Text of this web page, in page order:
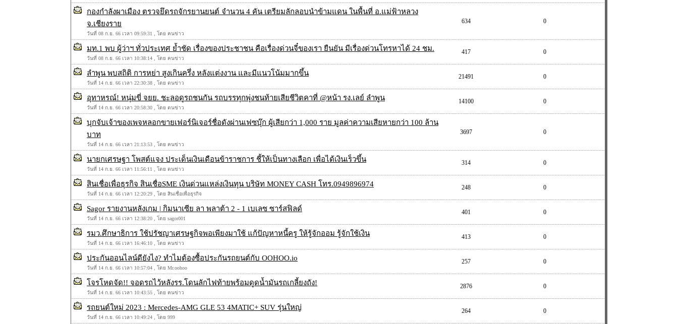
กองกำลังผาเมือง ตรวจยึดรถจักรยานยนต์ จำนวน 4 คัน เตรียมลักลอบนำข้ามแดน ในพื้นที่ อ.แม่ฟ้าหลวง
จ.เชียงราย
วันที่ 08 ก.ย. 66 เวลา 09:59:31 , โดย คนข่าว
634 0
มท.1 พบ ผู้ว่าฯ ทั่วประเทศ ย้ำชัด เรื่องของประชาชน คือเรื่องด่วนจี๋ของเรา ยืนยัน มีเรื่องด่วนโทรหาได้ 24 ชม.
วันที่ 08 ก.ย. 66 เวลา 10:38:14 , โดย คนข่าว
417 0
ลำพูน พบสถิติ การหย่า สูงเกินครึ่ง หลังแต่งงาน และมีแนวโน้มมากขึ้น
วันที่ 14 ก.ย. 66 เวลา 22:30:38 , โดย ตนข่าว
21491 0
อุทาหรณ์! หนุ่มขี่ จยย. ชะลอดูรถชนกัน รถบรรทุกพุ่งชนท้ายเสียชีวิตคาที่ @หน้า รง.เลย์ ลำพูน
วันที่ 14 ก.ย. 66 เวลา 20:58:30 , โดย ตนข่าว
14100 0
บุกจับเจ้าของเพจหลอกขายเฟอร์นิเจอร์ชื่อดังผ่านเฟซบุ๊ก ผู้เสียกว่า 1,000 ราย มูลค่าความเสียหายกว่า 100 ล้าน
บาท
วันที่ 14 ก.ย. 66 เวลา 21:13:53 , โดย คนข่าว
3697 0
นายกเศรษฐา โพสต์แจง ประเด็นเงินเดือนข้าราชการ ชี้ให้เป็นทางเลือก เพื่อได้เงินเร็วขึ้น
วันที่ 14 ก.ย. 66 เวลา 11:56:11 , โดย ตนข่าว
314 0
สินเชื่อเพื่อธุรกิจ สินเชื่อSME เงินด่วนแหล่งเงินทุน บริษัท MONEY CASH โทร.0949896974
วันที่ 14 ก.ย. 66 เวลา 12:20:29 , โดย สินเชื่อเพื่อธุรกิจ
248 0
Sagor รายงานหลังเกม | กิมนาเซีย ลา พลาต้า 2 - 1 เบเลซ ซาร์สฟิลด์
วันที่ 14 ก.ย. 66 เวลา 12:38:20 , โดย sagor001
401 0
รมว.ศึกษาธิการ ใช้ปรัชญาเศรษฐกิจพอเพียงมาใช้ แก้ปัญหาหนี้ครู ให้รู้จักออม รู้จักใช้เงิน
วันที่ 14 ก.ย. 66 เวลา 16:46:10 , โดย คนข่าว
413 0
ประกันออนไลน์ดียังไง? ทำไมต้องซื้อประกันรถยนต์กับ OOHOO.io
วันที่ 14 ก.ย. 66 เวลา 10:57:04 , โดย Mr.oohoo
257 0
โจรโหดจัด!! จอดรถไว้หลังรร.โดนลักไฟท้ายพร้อมดูดน้ำมันรถเกลี้ยงถัง!
วันที่ 14 ก.ย. 66 เวลา 10:43:55 , โดย คนข่าว
2876 0
รถยนต์ใหม่ 2023 : Mercedes-AMG GLE 53 4MATIC+ SUV รุ่นใหญ่
วันที่ 14 ก.ย. 66 เวลา 10:49:24 , โดย 999
264 0